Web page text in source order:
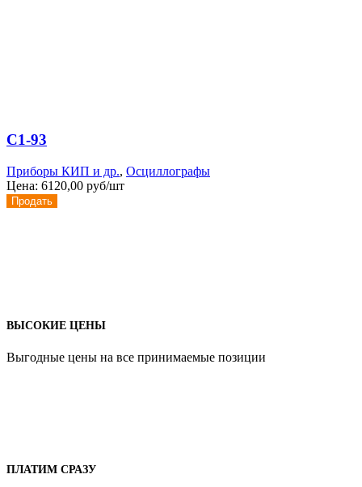
С1-93
Приборы КИП и др., Осциллографы
Цена: 6120,00 руб/шт
Продать
ВЫСОКИЕ ЦЕНЫ
Выгодные цены на все принимаемые позиции
ПЛАТИМ СРАЗУ